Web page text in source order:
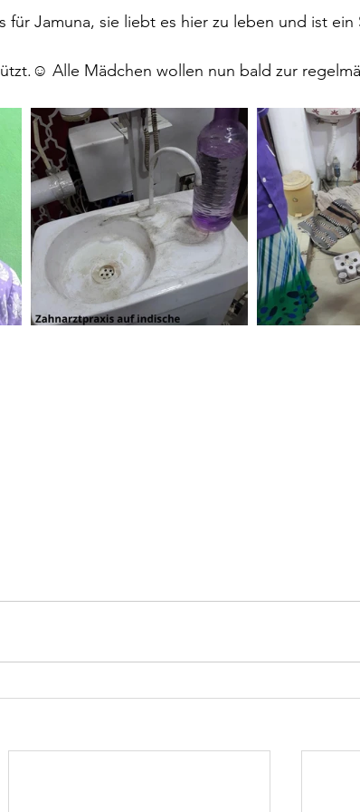
für Jamuna, sie liebt es hier zu leben und ist ein
Alle Mädchen wollen nun bald zur